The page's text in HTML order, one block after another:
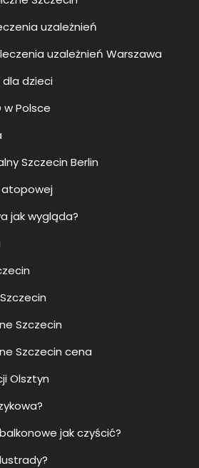
uzależnień
uzależnień Warszawa
dzieci
w Polsce
Szczecin Berlin
atopowej
jak wygląda?
Szczecin
Szczecin cena
Olsztyn
jak czyścić?